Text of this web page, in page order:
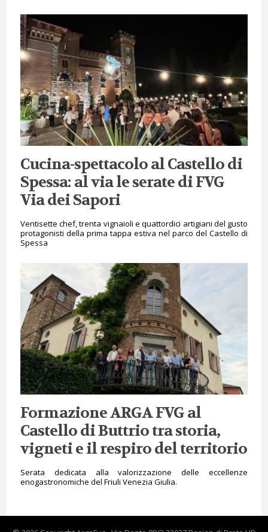
Cucina-spettacolo al Castello di
Spessa: al via le serate di FVG
Via dei Sapori
Ventisette chef, trenta vignaioli e quattordici artigiani del gusto
protagonisti della prima tappa estiva nel parco del Castello di
Spessa
Formazione ARGA FVG al
Castello di Buttrio tra storia,
vigneti e il respiro del territorio
Serata dedicata alla valorizzazione delle eccellenze
enogastronomiche del Friuli Venezia Giulia.